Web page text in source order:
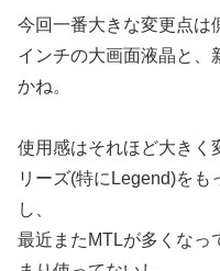
今回一番大きな変更点は
インチの大画面液晶と、
かね。
使用感はそれほど大きく
リーズ(特にLegend)を
し、
最近またMTLが多くなっ